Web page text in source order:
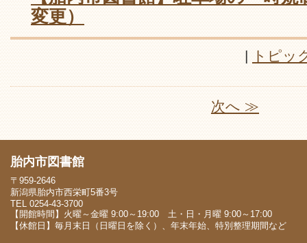
変更）
| トピッ
次へ ≫
胎内市図書館
〒959-2646
新潟県胎内市西栄町5番3号
TEL 0254-43-3700
【開館時間】火曜～金曜 9:00～19:00 土・日・月曜 9:00～17:00
【休館日】毎月末日（日曜日を除く）、年末年始、特別整理期間など